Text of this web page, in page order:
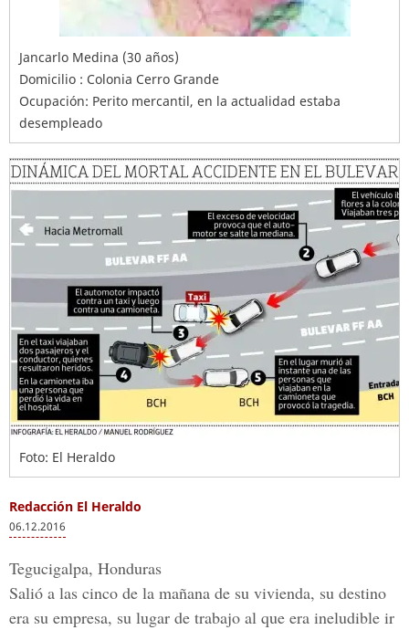
Jancarlo Medina (30 años)
Domicilio : Colonia Cerro Grande
Ocupación: Perito mercantil, en la actualidad estaba
desempleado
Foto: El Heraldo
Redacción El Heraldo
06.12.2016
Tegucigalpa, Honduras
Salió a las cinco de la mañana de su vivienda, su destino
era su empresa, su lugar de trabajo al que era ineludible ir